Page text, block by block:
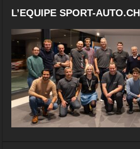
L’EQUIPE SPORT-AUTO.CH